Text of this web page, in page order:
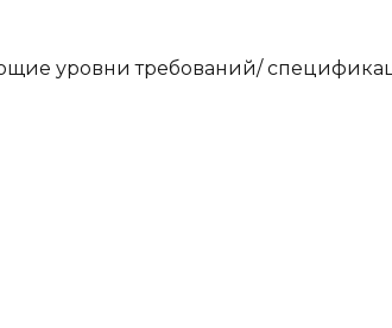
уровни требований/